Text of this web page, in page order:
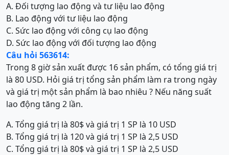
A. Đối tượng lao động và tư liệu lao động
B. Lao động với tư liệu lao động
C. Sức lao động với công cụ lao động
D. Sức lao động với đối tượng lao động
Câu hỏi 563614:
Trong 8 giờ sản xuất được 16 sản phẩm, có tổng giá trị
là 80 USD. Hỏi giá trị tổng sản phẩm làm ra trong ngày
và giá trị một sản phẩm là bao nhiêu ? Nếu năng suất
lao động tăng 2 lần.
A. Tổng giá trị là 80$ và giá trị 1 SP là 10 USD
B. Tổng giá trị là 120 và giá trị 1 SP là 2,5 USD
C. Tổng giá trị là 80$ và giá trị 1 SP là 2,5 USD